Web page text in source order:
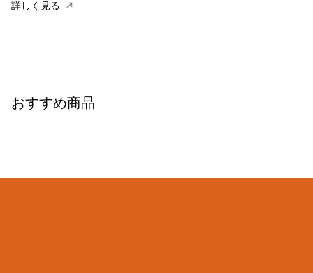
詳しく見る
おすすめ商品